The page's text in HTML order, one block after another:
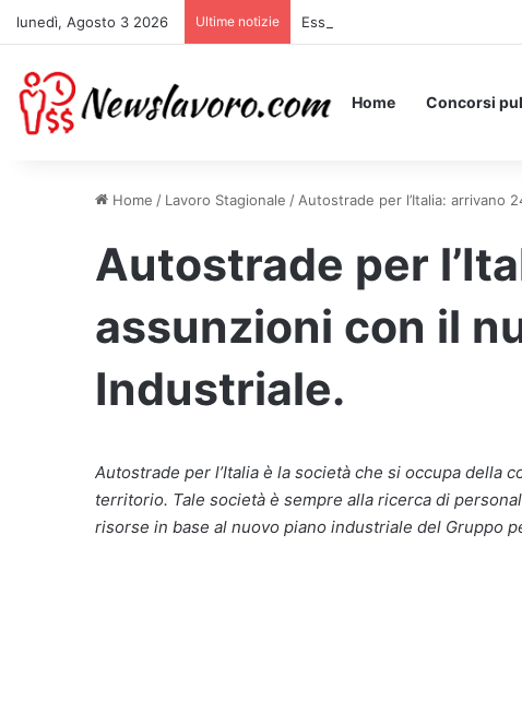
lunedì, Agosto 3 2026 Ultime notizie Essere Pagati per Stare a Letto:
Home Concorsi
Home / Lavoro Stagionale / Autostrade per l’Italia: arrivano
Autostrade per
assunzioni con il
Industriale.
Autostrade per l’Italia è la società che si occupa
territorio. Tale società è sempre alla ricerca di
risorse in base al nuovo piano industriale del Gruppo